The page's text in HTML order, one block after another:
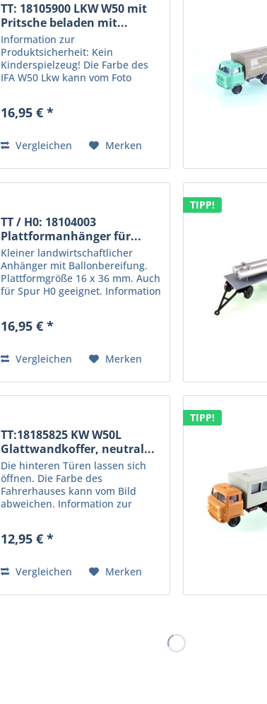
TT: 18105900 LKW W50 mit
Pritsche beladen mit...
Information zur
Produktsicherheit: Kein
Kinderspielzeug! Die Farbe des
IFA W50 Lkw kann vom Foto
Produkt für erwachsene Sammler
Protoy GmbH,...
16,95 € *
Vergleichen Merken
TT / H0: 18104003
Plattformanhänger für...
Kleiner landwirtschaftlicher
Anhänger mit Ballonbereifung.
Plattformgröße 16 x 36 mm. Auch
für Spur H0 geeignet. Information
unter 14 Jahren geeignet.
16,95 € *
Vergleichen Merken
TIPP!
TT:18185825 KW W50L
Glattwandkoffer, neutral...
Die hinteren Türen lassen sich
öffnen. Die Farbe des
Fahrerhauses kann vom Bild
abweichen. Information zur
unter 14 Jahren geeignet.
und...
12,95 € *
Vergleichen Merken
TIPP!